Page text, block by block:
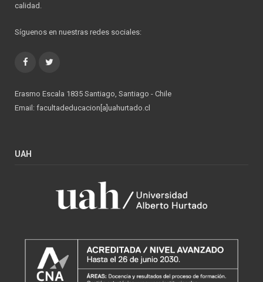
calidad.
Síguenos en nuestras redes sociales:
Facebook
Erasmo Escala 1835 Santiago, Santiago - Chile
Email: facultadeducacion[a]uahurtado.cl
UAH